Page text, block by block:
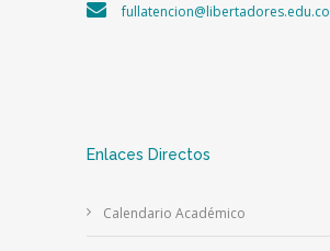
fullatencion@libertadores.edu.co
Enlaces Directos
Calendario Académico